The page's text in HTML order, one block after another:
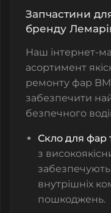
Запчастини
бренду
Наш інтернет-
асортимент
ремонту фар
забезпечити
безпечного
Скло для фар
з
забезпечують
внутрішніх
пошкоджень.